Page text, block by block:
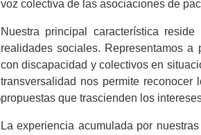
voz colectiva de las asociaciones de
Nuestra principal característica
realidades sociales. Representamos a
con discapacidad y colectivos en
transversalidad nos permite
propuestas que trascienden los
La experiencia acumulada por